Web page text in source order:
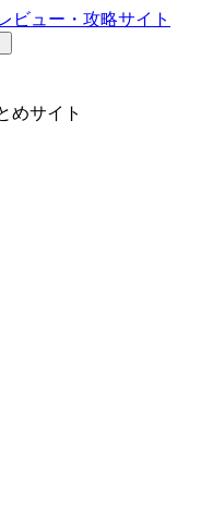
めサイト